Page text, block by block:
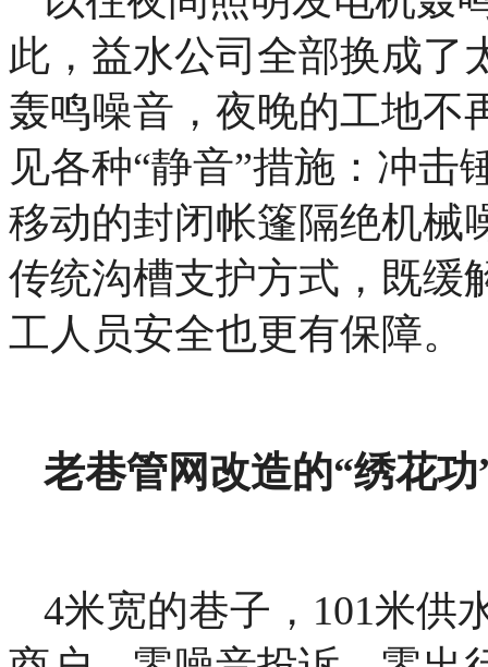
此，益水公司全部换成了
轰鸣噪音，夜晚的工地不
见各种“静音”措施：冲
移动的封闭帐篷隔绝机械
传统沟槽支护方式，既缓
工人员安全也更有保障。
老巷管网改造的“绣花功
4米宽的巷子，101米供